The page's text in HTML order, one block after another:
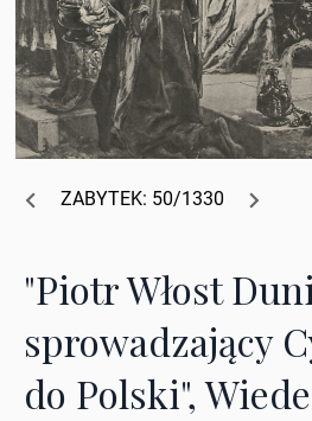
ZABYTEK: 50/1330
"Piotr Włost
sprowadzający
do Polski",